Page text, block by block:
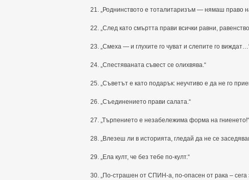
21. „Роднинството е тоталитаризъм — нямаш право
22. „След като смъртта прави всички равни,
23. „Смеха — и глухите го чуват и слепите го
24. „Спестяваната съвест се олихвява.“
25. „Съветът е като подарък: неучтиво е да не го
26. „Съединението прави салата.“
27. „Търпението е незабележима форма на гниенето!“
28. „Влезеш ли в историята, гледай да не се
29. „Ела култ, че без тебе по-култ.“
30. „По-страшен от СПИН-а, по-опасен от рака – сега